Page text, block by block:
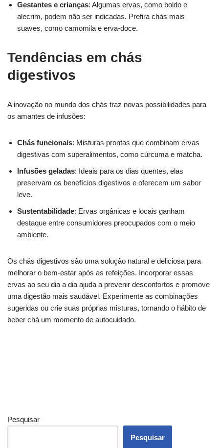
Gestantes e crianças: Algumas ervas, como boldo e
alecrim, podem não ser indicadas. Prefira chás mais
suaves, como camomila e erva-doce.
Tendências em chás
digestivos
A inovação no mundo dos chás traz novas possibilidades para
os amantes de infusões:
Chás funcionais: Misturas prontas que combinam ervas
digestivas com superalimentos, como cúrcuma e matcha.
Infusões geladas: Ideais para os dias quentes, elas
preservam os benefícios digestivos e oferecem um sabor
leve.
Sustentabilidade: Ervas orgânicas e locais ganham
destaque entre consumidores preocupados com o meio
ambiente.
Os chás digestivos são uma solução natural e deliciosa para
melhorar o bem-estar após as refeições. Incorporar essas
ervas ao seu dia a dia ajuda a prevenir desconfortos e promove
uma digestão mais saudável. Experimente as combinações
sugeridas ou crie suas próprias misturas, tornando o hábito de
beber chá um momento de autocuidado.
Pesquisar
Pesquisar